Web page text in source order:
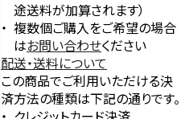
途送料が加算されます）
複数個ご購入をご希望の場合
はお問い合わせください
配送・送料について
この商品でご利用いただける決
済方法の種類は下記の通りです。